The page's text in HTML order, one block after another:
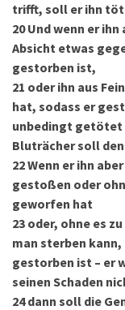
trifft, soll er ihn
20 Und wenn er
Absicht etwas
gestorben ist,
21 oder ihn aus
hat, sodass er
unbedingt getötet
Bluträcher soll
22Wenn er ihn
gestoßen oder
geworfen hat
23 oder, ohne es
man sterben
gestorben ist – er
seinen Schaden
24 dann soll die